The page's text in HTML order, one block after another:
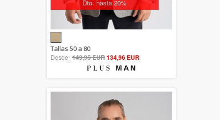
Dto. hasta 20%
out of 5
Tallas 50 a 80
Desde: 149,95 EUR134,96 EUR